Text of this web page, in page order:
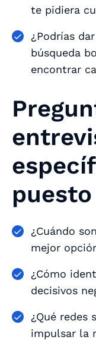
te pidiera
¿Podrías
búsqueda
encontrar
puesto
¿Cuándo
mejor
¿Cómo
decisivos
¿Qué redes
impulsar la